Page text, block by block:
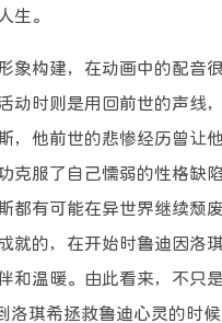
生。
象构建，在动画中的配音
动时则是用回前世的声线
，他前世的悲惨经历曾让
克服了自己懦弱的性格缺
都有可能在异世界继续颓
就的，在开始时鲁迪因洛
和温暖。由此看来，不只
洛琪希拯救鲁迪心灵的时